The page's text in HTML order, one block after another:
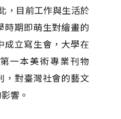
，目前工作與生活於
時期即萌生對繪畫的
成立寫生會，大學在
一本美術專業刊物
，對臺灣社會的藝文
響。